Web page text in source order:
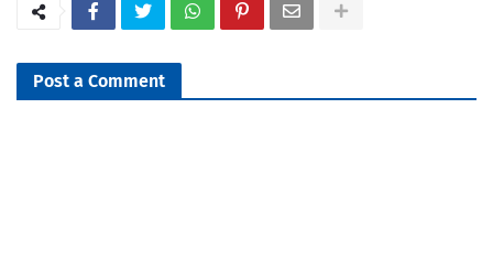
Post a Comment